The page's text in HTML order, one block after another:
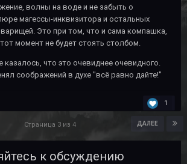
волны на воде и не забыть о
магессы-инквизитора и остальных
Это при том, что и сама компашка,
момент не будет стоять столбом.
казалось, что это очевиднее очевидного.
соображений в духе "всё равно дайте!"
1
ДАЛЕЕ
Страница 3 из 4
к обсуждению